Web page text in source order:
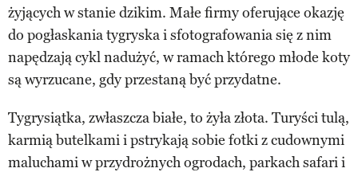
żyjących w stanie dzikim. Małe firmy oferujące okazję
do pogłaskania tygryska i sfotografowania się z nim
napędzają cykl nadużyć, w ramach którego młode koty
są wyrzucane, gdy przestaną być przydatne.
Tygrysiątka, zwłaszcza białe, to żyła złota. Turyści tulą,
karmią butelkami i pstrykają sobie fotki z cudownymi
maluchami w przydrożnych ogrodach, parkach safari i